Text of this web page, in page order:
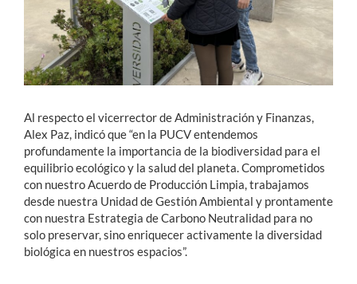
Al respecto el vicerrector de Administración y Finanzas,
Alex Paz, indicó que “en la PUCV entendemos
profundamente la importancia de la biodiversidad para el
equilibrio ecológico y la salud del planeta. Comprometidos
con nuestro Acuerdo de Producción Limpia, trabajamos
desde nuestra Unidad de Gestión Ambiental y prontamente
con nuestra Estrategia de Carbono Neutralidad para no
solo preservar, sino enriquecer activamente la diversidad
biológica en nuestros espacios”.